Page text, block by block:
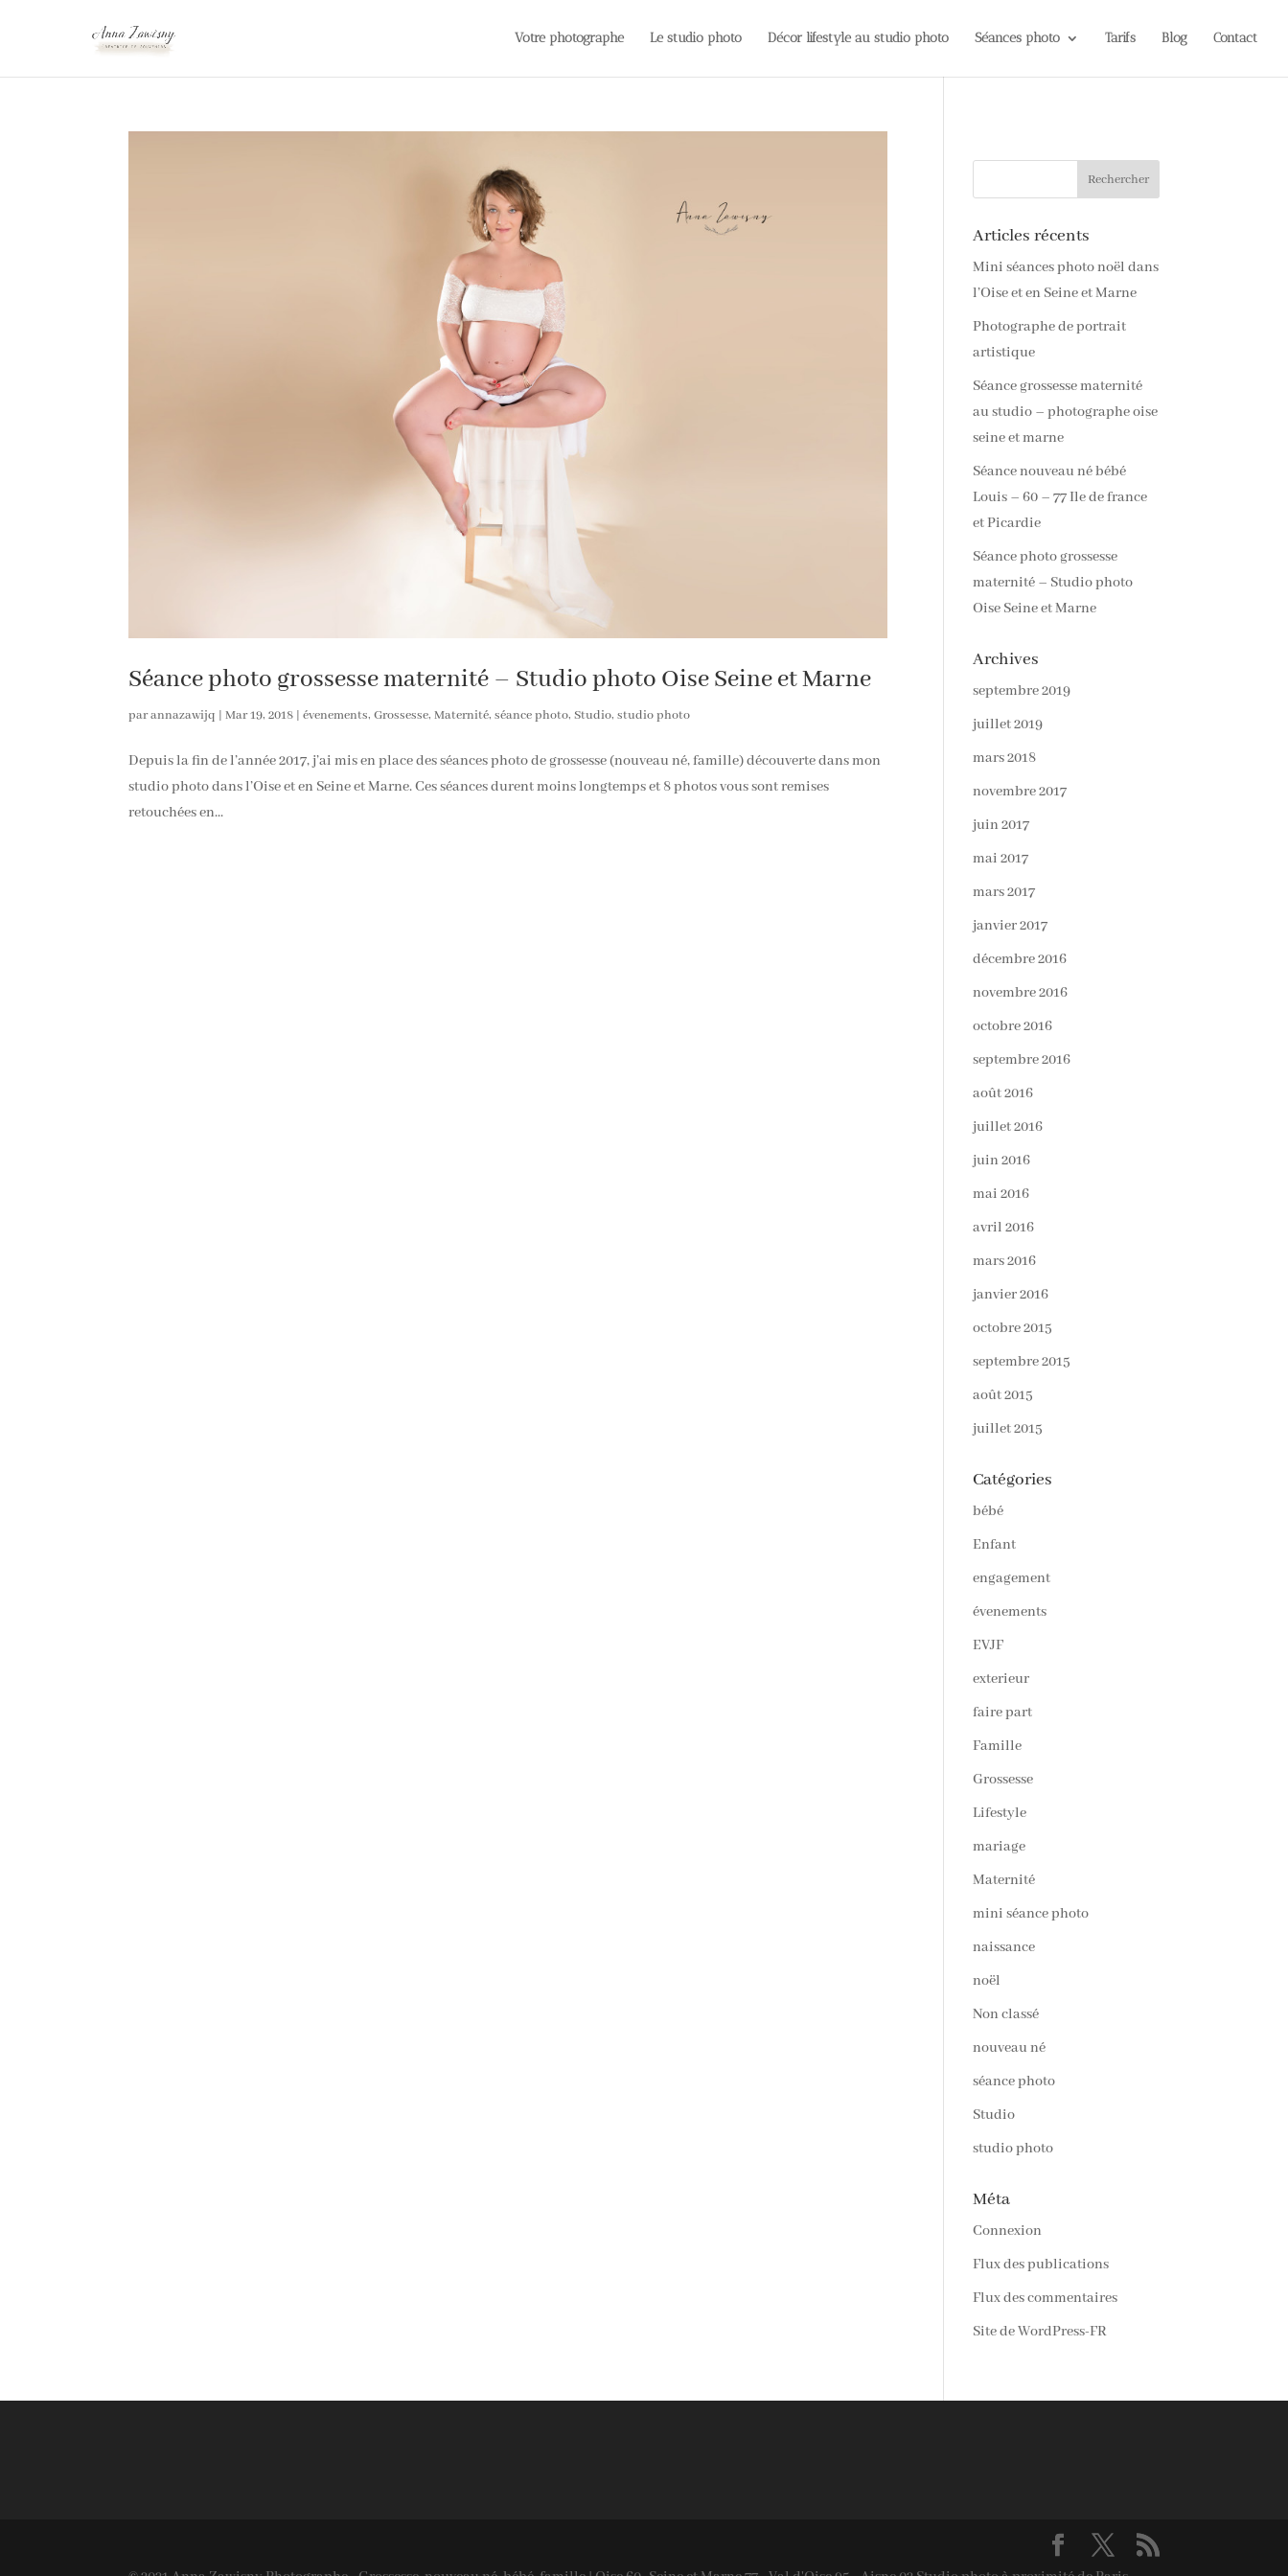
Votre photographe Le studio photo Décor lifestyle au studio photo Séances photo Tarifs Blog Contact
Séance photo grossesse maternité – Studio photo Oise Seine et Marne
parannazawijq |Mar 19, 2018 |évenements,Grossesse,Maternité,séance photo,Studio,studio photo
Depuis la fin de l’année 2017, j’ai mis en place des séances photo de grossesse (nouveau né, famille) découverte dans mon
studio photo dans l’Oise et en Seine et Marne. Ces séances durent moins longtemps et 8 photos vous sont remises
retouchées en...
Articles récents
Mini séances photo noël dans
l’Oise et en Seine et Marne
Photographe de portrait
artistique
Séance grossesse maternité
au studio – photographe oise
seine et marne
Séance nouveau né bébé
Louis – 60 – 77 Ile de france
et Picardie
Séance photo grossesse
maternité – Studio photo
Oise Seine et Marne
Archives
septembre 2019
juillet 2019
mars 2018
novembre 2017
juin 2017
mai 2017
mars 2017
janvier 2017
décembre 2016
novembre 2016
octobre 2016
septembre 2016
août 2016
juillet 2016
juin 2016
mai 2016
avril 2016
mars 2016
janvier 2016
octobre 2015
septembre 2015
août 2015
juillet 2015
Catégories
bébé
Enfant
engagement
évenements
EVJF
exterieur
faire part
Famille
Grossesse
Lifestyle
mariage
Maternité
mini séance photo
naissance
noël
Non classé
nouveau né
séance photo
Studio
studio photo
Méta
Connexion
Flux des publications
Flux des commentaires
Site de WordPress-FR